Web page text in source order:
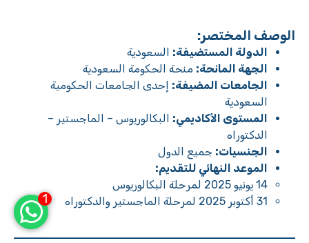
الوصف المختصر:
الدولة المستضيفة: السعودية
الجهة المانحة: منحة الحكومة السعودية
الجامعات المضيفة: إحدى الجامعات الحكومية
السعودية
المستوى الأكاديمي: البكالوريوس – الماجستير –
الدكتوراه
الجنسيات: جميع الدول
الموعد النهائي للتقديم:
14 يونيو 2025 لمرحلة البكالوريوس
31 أكتوبر 2025 لمرحلة الماجستير والدكتوراه
1